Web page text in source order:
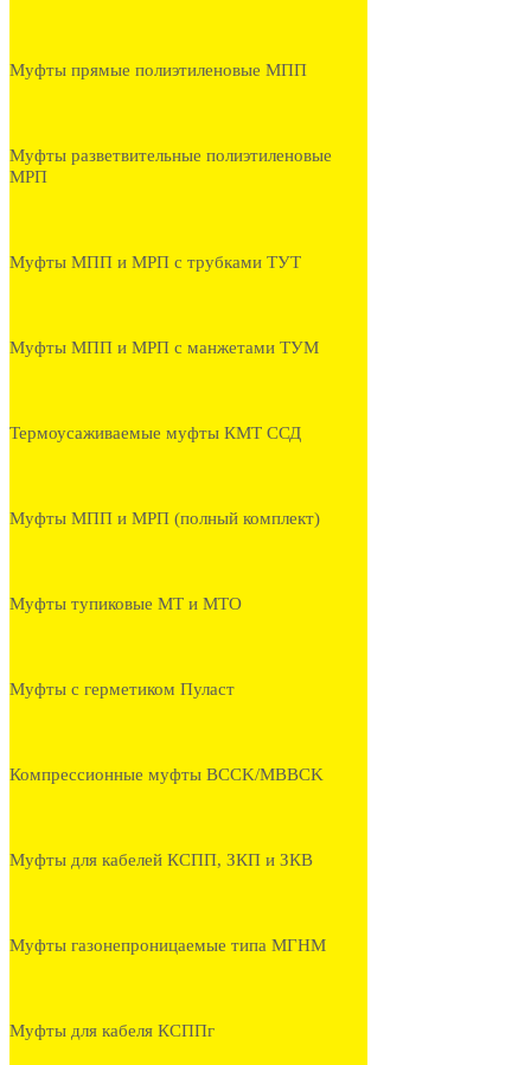
Муфты прямые полиэтиленовые МПП
Муфты разветвительные полиэтиленовые
МРП
Муфты МПП и МРП с трубками ТУТ
Муфты МПП и МРП с манжетами ТУМ
Термоусаживаемые муфты КМТ ССД
Муфты МПП и МРП (полный комплект)
Муфты тупиковые МТ и МТО
Муфты с герметиком Пуласт
Компрессионные муфты BCCK/MBBCK
Муфты для кабелей КСПП, ЗКП и ЗКВ
Муфты газонепроницаемые типа МГНМ
Муфты для кабеля КСППг